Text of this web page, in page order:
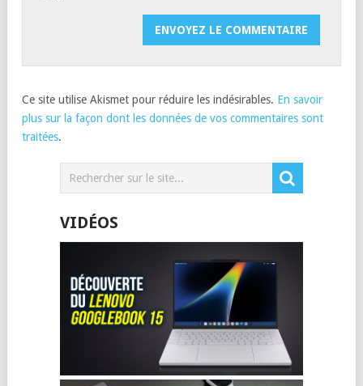
Ce site utilise Akismet pour réduire les indésirables. En savoir
plus sur la façon dont les données de vos commentaires sont
traitées.
VIDÉOS